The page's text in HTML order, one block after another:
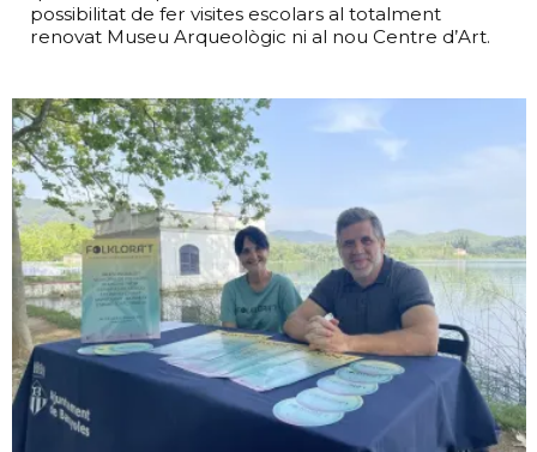
possibilitat de fer visites escolars al totalment
renovat Museu Arqueològic ni al nou Centre d’Art.